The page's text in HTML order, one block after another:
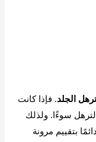
الجلد. فإذا كانت
سوءًا. ولذلك
بتقييم مرونة